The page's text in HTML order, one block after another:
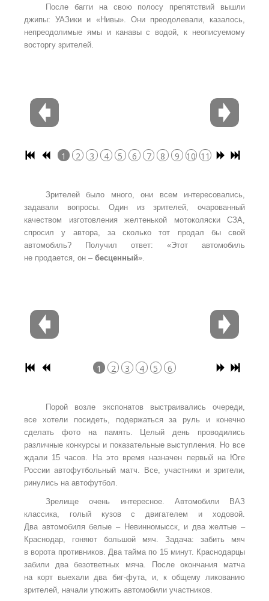
После багги на свою полосу препятствий вышли
джипы: УАЗики и «Нивы». Они преодолевали, казалось,
непреодолимые ямы и канавы с водой, к неописуемому
восторгу зрителей.
1 2 3 4 5 6 7 8 9 10 11
Зрителей было много, они всем интересовались,
задавали вопросы. Один из зрителей, очарованный
качеством изготовления желтенькой мотоколяски СЗА,
спросил у автора, за сколько тот продал бы свой
автомобиль? Получил ответ: «Этот автомобиль
не продается, он – бесценный».
1 2 3 4 5 6
Порой возле экспонатов выстраивались очереди,
все хотели посидеть, подержаться за руль и конечно
сделать фото на память. Целый день проводились
различные конкурсы и показательные выступления. Но все
ждали 15 часов. На это время назначен первый на Юге
России автофутбольный матч. Все, участники и зрители,
ринулись на автофутбол.
Зрелище очень интересное. Автомобили ВАЗ
классика, голый кузов с двигателем и ходовой.
Два автомобиля белые – Невинномысск, и два желтые –
Краснодар, гоняют большой мяч. Задача: забить мяч
в ворота противников. Два тайма по 15 минут. Краснодарцы
забили два безответных мяча. После окончания матча
на корт выехали два биг-фута, и, к общему ликованию
зрителей, начали утюжить автомобили участников.